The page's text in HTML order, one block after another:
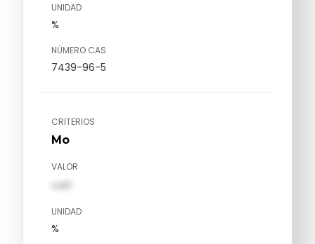
UNIDAD
%
NÚMERO CAS
7439-96-5
CRITERIOS
Mo
VALOR
val1
UNIDAD
%